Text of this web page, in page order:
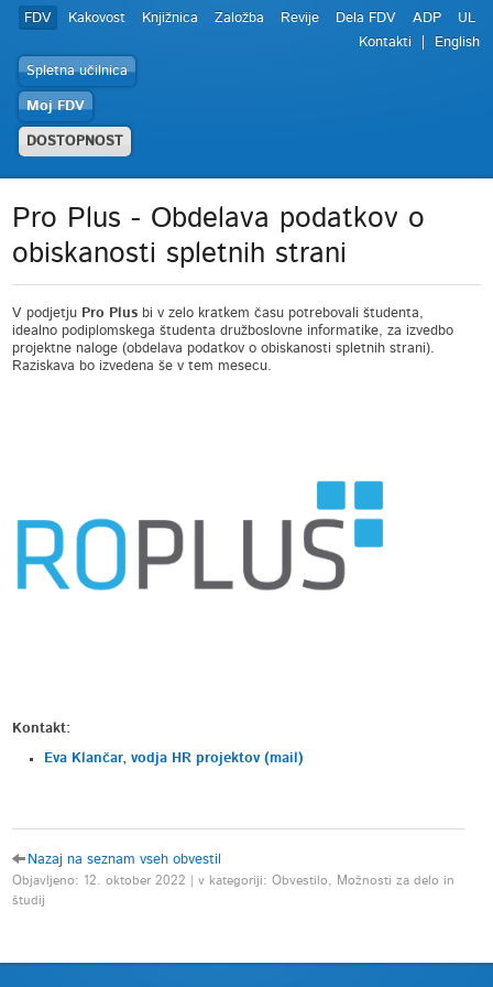
FDV Kakovost Knjižnica Založba Revije Dela FDV ADP
UL
Kontakti
English
Spletna učilnica
Moj FDV
DOSTOPNOST
Pro Plus - Obdelava podatkov o
obiskanosti spletnih strani
V podjetju Pro Plus bi v zelo kratkem času potrebovali študenta,
idealno podiplomskega študenta družboslovne informatike, za izvedbo
projektne naloge (obdelava podatkov o obiskanosti spletnih strani).
Raziskava bo izvedena še v tem mesecu.
Kontakt:
Eva Klančar, vodja HR projektov (mail)
Nazaj na seznam vseh obvestil
Objavljeno: 12. oktober 2022 | v kategoriji: Obvestilo, Možnosti za delo in
študij